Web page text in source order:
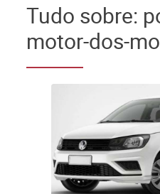
Tudo sobre:
motor-dos-